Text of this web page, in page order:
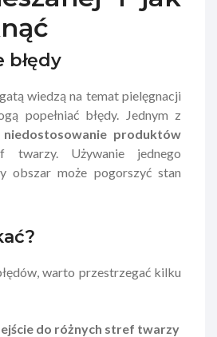
błędy
wiedzą na temat pielęgnacji
popełniać błędy. Jednym z
niedostosowanie produktów
twarzy. Używanie jednego
obszar może pogorszyć stan
warto przestrzegać kilku
do różnych stref twarzy